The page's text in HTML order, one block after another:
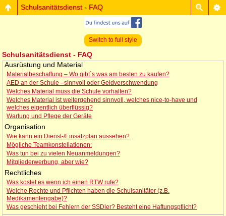
Schulsanitätsdienst - FAQ
Switch to full style
Schulsanitätsdienst - FAQ
Ausrüstung und Material
Materialbeschaffung – Wo gibt´s was am besten zu kaufen?
AED an der Schule –sinnvoll oder Geldverschwendung
Welches Material muss die Schule vorhalten?
Welches Material ist weitergehend sinnvoll, welches nice-to-have und
welches eigentlich überflüssig?
Wartung und Pflege der Geräte
Organisation
Wie kann ein Dienst-/Einsatzplan aussehen?
Mögliche Teamkonstellationen:
Was tun bei zu vielen Neuanmeldungen?
Mitgliederwerbung, aber wie?
Rechtliches
Was kostet es wenn ich einen RTW rufe?
Welche Rechte und Pflichten haben die Schulsanitäter (z.B.
Medikamentengabe)?
Was geschieht bei Fehlern der SSDler? Besteht eine Haftungspflicht?